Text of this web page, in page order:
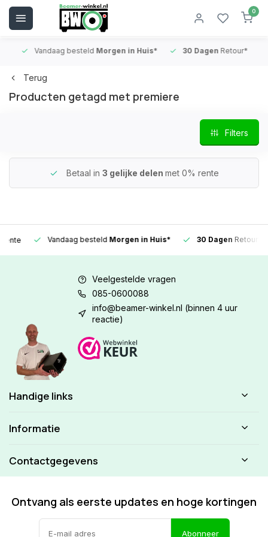
0
Vandaag besteldMorgen in Huis* 30 DagenRetour*
Terug
Producten getagd met premiere
Filters
Betaal in 3 gelijke delen met 0% rente
Vandaag besteldMorgen in Huis* 30 DagenRetour*
Veelgestelde vragen
085-0600088
info@beamer-winkel.nl (binnen 4 uur
reactie)
Handige links
Informatie
Contactgegevens
Ontvang als eerste updates en hoge kortingen
Abonneer